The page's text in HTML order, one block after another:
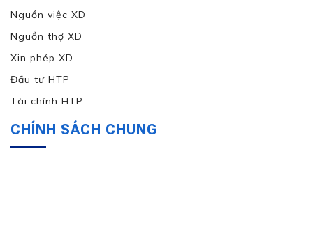
Nguồn việc XD
Nguồn thợ XD
Xin phép XD
Đầu tư HTP
Tài chính HTP
CHÍNH SÁCH CHUNG